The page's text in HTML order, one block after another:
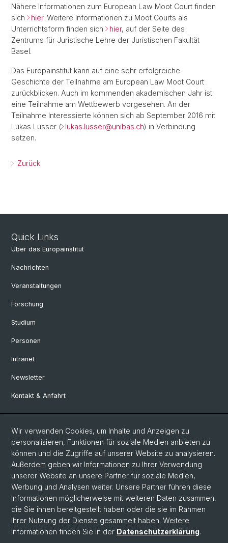
Nähere Informationen zum European Law Moot Court finden
sich
hier. Weitere Informationen zu Moot Courts als
Unterrichtsform finden sich
hier, auf der Seite des
Zentrums für Juristische Lehre der Juristischen Fakultät
Basel.
Das Europainstitut kann auf eine sehr erfolgreiche
Geschichte der Teilnahme am European Law Moot Court
zurückblicken. Auch im kommenden akademischen Jahr ist
eine Teilnahme am Wettbewerb vorgesehen. An der
Teilnahme Interessierte können sich ab September 2016 mit
Lukas Lusser ( lukas.lusser@unibas.ch) in Verbindung
setzen.
Zurück
Quick Links
Über das Europainstitut
Nachrichten
Veranstaltungen
Forschung
Studium
Personen
Intranet
Newsletter
Kontakt & Anfahrt
Social Media
Facebook
LinkedIn
Instagram
Wir verwenden Cookies, um Inhalte und Anzeigen zu
personalisieren, Funktionen für soziale Medien anbieten zu
können und die Zugriffe auf unserer Website zu analysieren.
Außerdem geben wir Informationen zu Ihrer Verwendung
unserer Website an unsere Partner für soziale Medien,
Werbung und Analysen weiter. Unsere Partner führen diese
Informationen möglicherweise mit weiteren Daten zusammen,
die Sie ihnen bereitgestellt haben oder die sie im Rahmen
Ihrer Nutzung der Dienste gesammelt haben. Weitere
Informationen finden Sie in der Datenschutzerklärung.